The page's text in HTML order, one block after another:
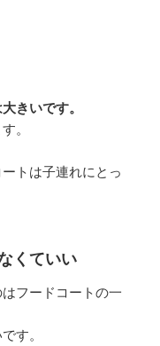
きいです。
。
トは子連れにとっ
くていい
フードコートの一
す。